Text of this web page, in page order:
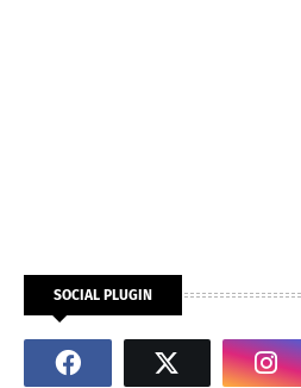
SOCIAL PLUGIN